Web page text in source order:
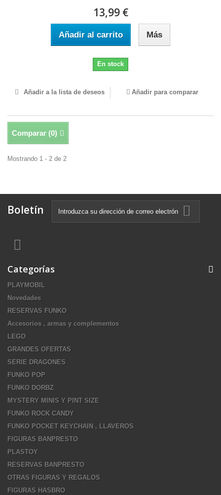
13,99 €
Añadir al carrito Más
En stock
Añadir a la lista de deseos Añadir para comparar
Comparar (0)
Mostrando 1 - 2 de 2
Boletín
Categorías
PLAYMOBIL
Novedades
RESERVAS FUNKO
Accesorios , armas y complementos
LEGO
GRANDES OFERTAS
SERIE DRAGONES
FUNKO POP
FUNKO DORBZ
MYSTERY MINIS Y PINT SIZE
FUNKO ROCK CANDY
FUNKO POCKET KEYCHAIN , LLAVEROS
FIGURAS BANPRESTO
PLASTOY
RESERVAS BANPRESTO
OTRAS FIGURAS Y REGALOS
FIGURAS HASBRO